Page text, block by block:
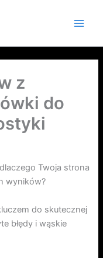
z
do
Twoja strona
wyników?
do skutecznej
błędy i wąskie